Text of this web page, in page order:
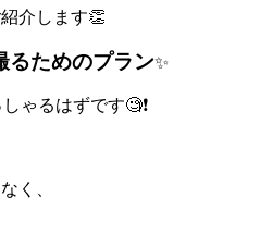
介します👏
るためのプラン✨
ゃるはずです🧐❗
く、